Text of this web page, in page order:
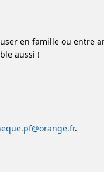
en famille ou entre
aussi !
.